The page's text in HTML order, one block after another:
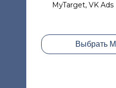
MyTarget, VK Ads
Выбрать